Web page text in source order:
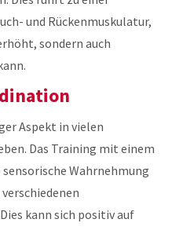
und Rückenmuskulatur,
sondern auch
Aspekt in vielen
Das Training mit einem
Wahrnehmung
kann sich positiv auf